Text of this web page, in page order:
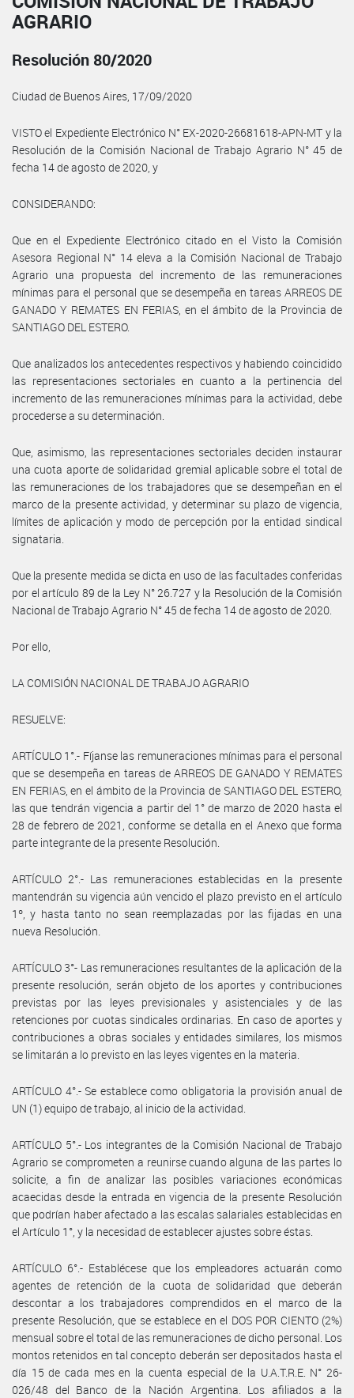
AGRARIO
Resolución 80/2020
Ciudad de Buenos Aires, 17/09/2020
VISTO el Expediente Electrónico N° EX-2020-26681618-APN-MT y la
Resolución de la Comisión Nacional de Trabajo Agrario N° 45 de
fecha 14 de agosto de 2020, y
CONSIDERANDO:
Que en el Expediente Electrónico citado en el Visto la Comisión
Asesora Regional N° 14 eleva a la Comisión Nacional de Trabajo
Agrario una propuesta del incremento de las remuneraciones
mínimas para el personal que se desempeña en tareas ARREOS DE
GANADO Y REMATES EN FERIAS, en el ámbito de la Provincia de
SANTIAGO DEL ESTERO.
Que analizados los antecedentes respectivos y habiendo coincidido
las representaciones sectoriales en cuanto a la pertinencia del
incremento de las remuneraciones mínimas para la actividad, debe
procederse a su determinación.
Que, asimismo, las representaciones sectoriales deciden instaurar
una cuota aporte de solidaridad gremial aplicable sobre el total de
las remuneraciones de los trabajadores que se desempeñan en el
marco de la presente actividad, y determinar su plazo de vigencia,
límites de aplicación y modo de percepción por la entidad sindical
signataria.
Que la presente medida se dicta en uso de las facultades conferidas
por el artículo 89 de la Ley N° 26.727 y la Resolución de la Comisión
Nacional de Trabajo Agrario N° 45 de fecha 14 de agosto de 2020.
Por ello,
LA COMISIÓN NACIONAL DE TRABAJO AGRARIO
RESUELVE:
ARTÍCULO 1°.- Fíjanse las remuneraciones mínimas para el personal
que se desempeña en tareas de ARREOS DE GANADO Y REMATES
EN FERIAS, en el ámbito de la Provincia de SANTIAGO DEL ESTERO,
las que tendrán vigencia a partir del 1° de marzo de 2020 hasta el
28 de febrero de 2021, conforme se detalla en el Anexo que forma
parte integrante de la presente Resolución.
ARTÍCULO 2°.- Las remuneraciones establecidas en la presente
mantendrán su vigencia aún vencido el plazo previsto en el artículo
1º, y hasta tanto no sean reemplazadas por las fijadas en una
nueva Resolución.
ARTÍCULO 3°- Las remuneraciones resultantes de la aplicación de la
presente resolución, serán objeto de los aportes y contribuciones
previstas por las leyes previsionales y asistenciales y de las
retenciones por cuotas sindicales ordinarias. En caso de aportes y
contribuciones a obras sociales y entidades similares, los mismos
se limitarán a lo previsto en las leyes vigentes en la materia.
ARTÍCULO 4°.- Se establece como obligatoria la provisión anual de
UN (1) equipo de trabajo, al inicio de la actividad.
ARTÍCULO 5°.- Los integrantes de la Comisión Nacional de Trabajo
Agrario se comprometen a reunirse cuando alguna de las partes lo
solicite, a fin de analizar las posibles variaciones económicas
acaecidas desde la entrada en vigencia de la presente Resolución
que podrían haber afectado a las escalas salariales establecidas en
el Artículo 1°, y la necesidad de establecer ajustes sobre éstas.
ARTÍCULO 6°.- Establécese que los empleadores actuarán como
agentes de retención de la cuota de solidaridad que deberán
descontar a los trabajadores comprendidos en el marco de la
presente Resolución, que se establece en el DOS POR CIENTO (2%)
mensual sobre el total de las remuneraciones de dicho personal. Los
montos retenidos en tal concepto deberán ser depositados hasta el
día 15 de cada mes en la cuenta especial de la U.A.T.R.E. N° 26-
026/48 del Banco de la Nación Argentina. Los afiliados a la